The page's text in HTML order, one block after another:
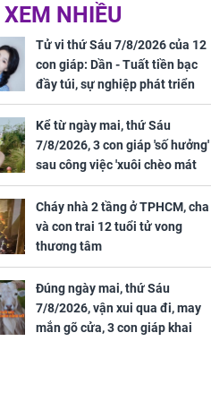
đúng
bình dân
TPHCM, cha và con
trai 12 tuổi tử vong
thương tâm
nam diễn
khi than
NHIỀU
Tử vi thứ Sáu 7/8/2026 của 12
con giáp: Dần - Tuất tiền bạc
đầy túi, sự nghiệp phát triển
hưng thịnh, Mão - Thân tài lộc
ảm đạm, mọi sự khó thành công
mỹ mãn
Kể từ ngày mai, thứ Sáu
7/8/2026, 3 con giáp 'số hưởng'
sau công việc 'xuôi chèo mát
mái', tiền tài 'thu về như nước',
tình duyên viên mãn
Cháy nhà 2 tầng ở TPHCM, cha
và con trai 12 tuổi tử vong
thương tâm
Đúng ngày mai, thứ Sáu
7/8/2026, vận xui qua đi, may
mắn gõ cửa, 3 con giáp khai